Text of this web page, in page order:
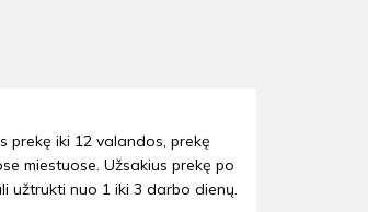
prekę iki 12 valandos, prekę
miestuose. Užsakius prekę po
užtrukti nuo 1 iki 3 darbo dienų.